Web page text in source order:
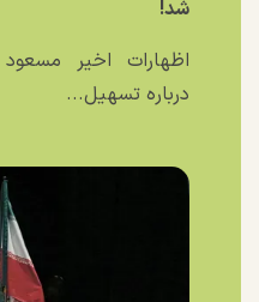
شد!
اظهارات اخیر
درباره تسهیل...